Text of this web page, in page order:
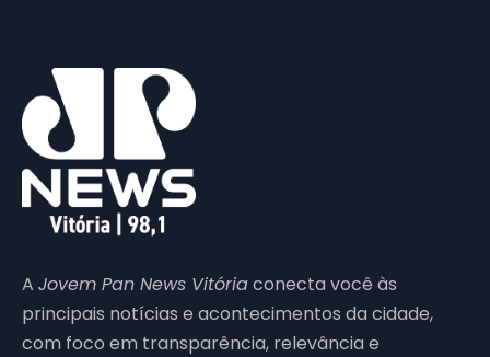
A Jovem Pan News Vitóriaconecta você às
principais notícias e acontecimentos da cidade,
com foco em transparência, relevância e